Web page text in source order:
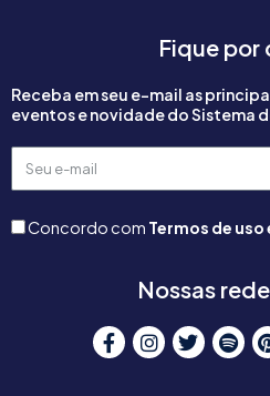
Fique por
Receba em seu e-mail as
eventos e novidade do Sistema
Seu
e-
Concordo com Termos de
Nossas
F
a
I
n
T
w
S
p